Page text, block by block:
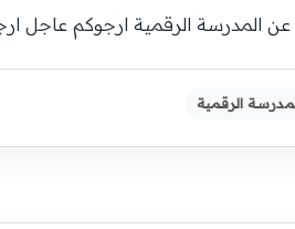
الرقمية ارجوكم عاجل ارجو
الرقمية